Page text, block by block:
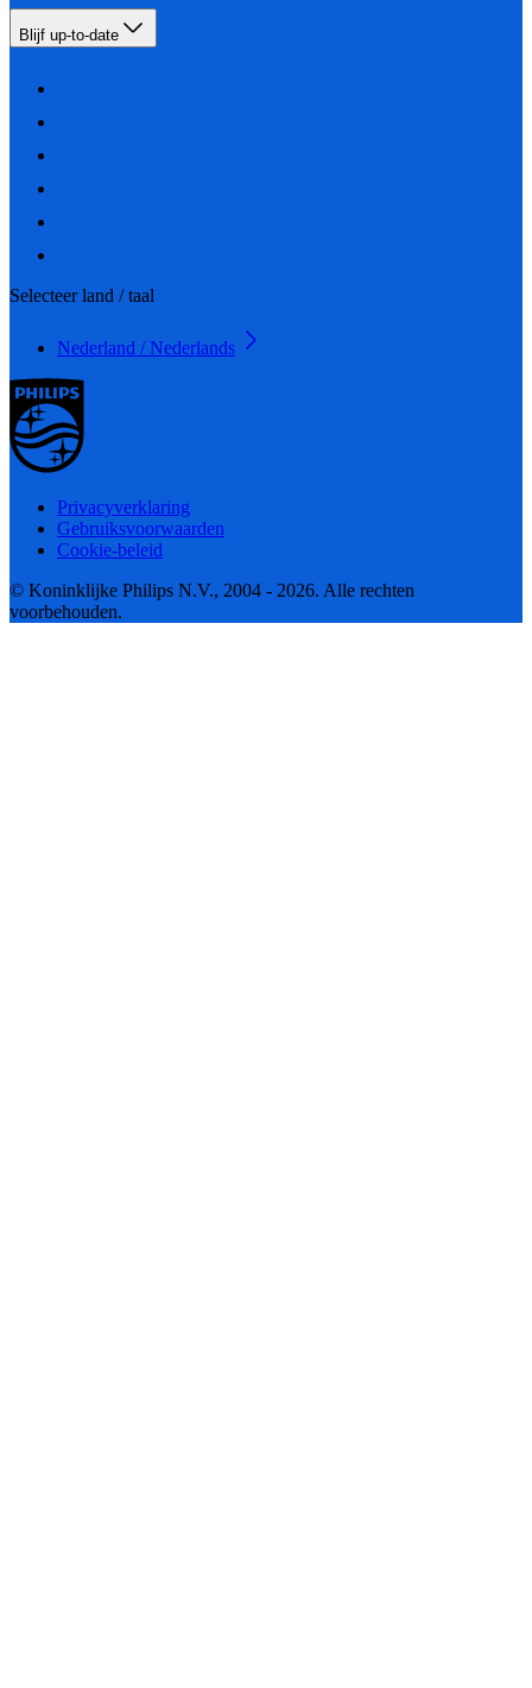
Blijf up-to-date
Selecteer land / taal
Nederland / Nederlands
Privacyverklaring
Gebruiksvoorwaarden
Cookie-beleid
© Koninklijke Philips N.V., 2004 - 2026. Alle rechten
voorbehouden.